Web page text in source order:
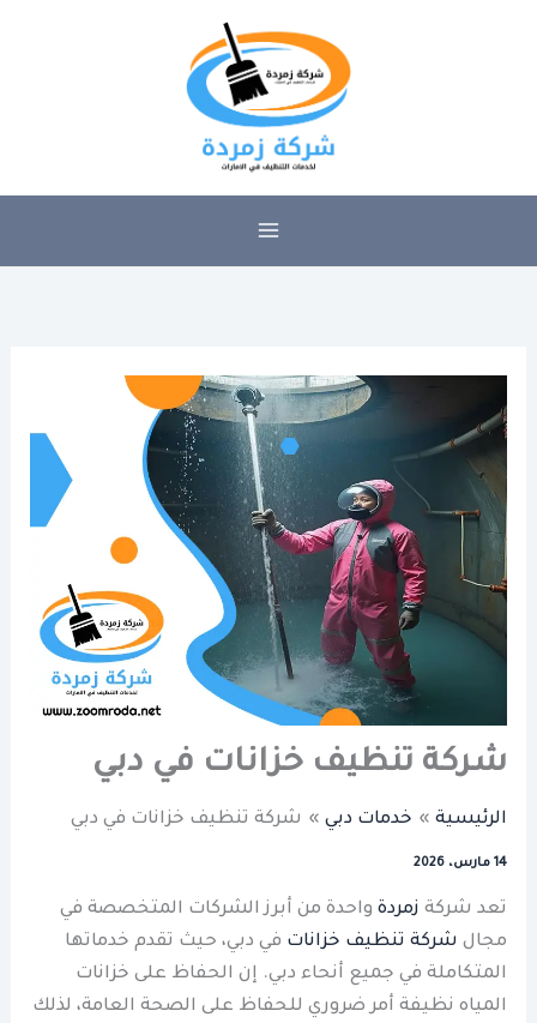
شركة تنظيف خزانات في دبي
الرئيسية خدمات دبي شركة تنظيف خزانات في دبي
14 مارس، 2026
تعد شركة زمردة واحدة من أبرز الشركات المتخصصة في
مجال شركة تنظيف خزانات في دبي، حيث تقدم خدماتها
المتكاملة في جميع أنحاء دبي. إن الحفاظ على خزانات
المياه نظيفة أمر ضروري للحفاظ على الصحة العامة، لذلك